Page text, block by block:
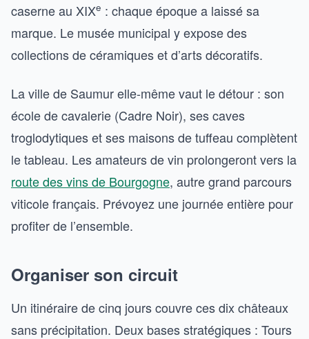
caserne au XIXe : chaque époque a laissé sa
marque. Le musée municipal y expose des
collections de céramiques et d’arts décoratifs.
La ville de Saumur elle-même vaut le détour : son
école de cavalerie (Cadre Noir), ses caves
troglodytiques et ses maisons de tuffeau complètent
le tableau. Les amateurs de vin prolongeront vers la
route des vins de Bourgogne, autre grand parcours
viticole français. Prévoyez une journée entière pour
profiter de l’ensemble.
Organiser son circuit
Un itinéraire de cinq jours couvre ces dix châteaux
sans précipitation. Deux bases stratégiques : Tours